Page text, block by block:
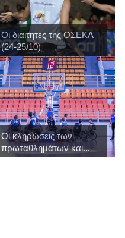
Οι διαιτητές της ΟΣΕΚΑ
(24-25/10)
Οι κληρώσεις των
πρωταθλημάτων και...